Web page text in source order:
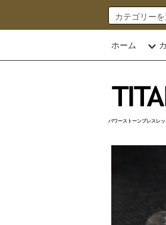
ホーム
パワーストーンブレスレ